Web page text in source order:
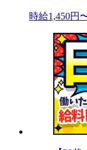
時給1,450円